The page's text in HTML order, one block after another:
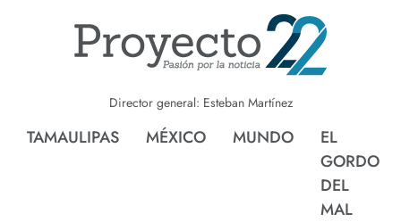
Director general: Esteban Martínez
TAMAULIPAS MÉXICO MUNDO
EL
GORDO
DEL
MAL